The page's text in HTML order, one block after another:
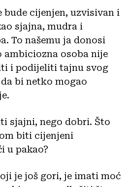
bude cijenjen, uzvisivan i
sjajna, mudra i
To našemu ja donosi
ambiciozna osoba nije
i podijeliti tajnu svog
bi netko mogao
sjajni, nego dobri. Što
biti cijenjeni
u pakao?
je još gori, je imati moć